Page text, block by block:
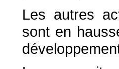
Les autres
sont en